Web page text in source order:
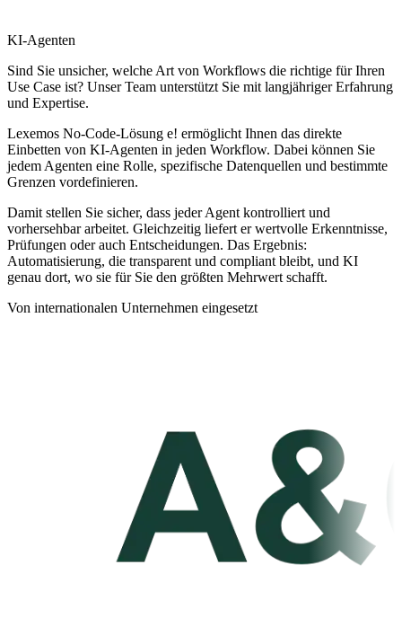
KI-Agenten
Sind Sie unsicher, welche Art von Workflows die richtige für Ihren
Use Case ist? Unser Team unterstützt Sie mit langjähriger Erfahrung
und Expertise.
Lexemos No-Code-Lösung e! ermöglicht Ihnen das direkte
Einbetten von KI-Agenten in jeden Workflow. Dabei können Sie
jedem Agenten eine Rolle, spezifische Datenquellen und bestimmte
Grenzen vordefinieren.
Damit stellen Sie sicher, dass jeder Agent kontrolliert und
vorhersehbar arbeitet. Gleichzeitig liefert er wertvolle Erkenntnisse,
Prüfungen oder auch Entscheidungen. Das Ergebnis:
Automatisierung, die transparent und compliant bleibt, und KI
genau dort, wo sie für Sie den größten Mehrwert schafft.
Von internationalen Unternehmen eingesetzt